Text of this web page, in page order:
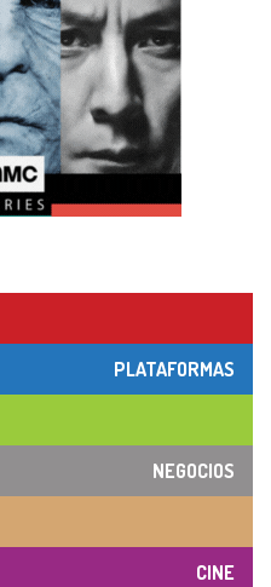
PLATAFORMAS
NEGOCIOS
CINE